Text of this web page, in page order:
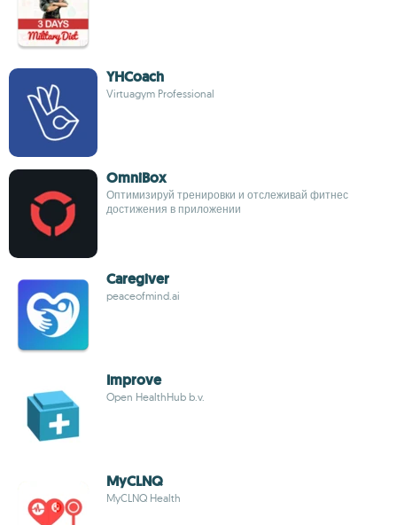
YHCoach
Virtuagym Professional
OmniBox
Оптимизируй тренировки и отслеживай фитнес
достижения в приложении
Caregiver
peaceofmind.ai
Improve
Open HealthHub b.v.
MyCLNQ
MyCLNQ Health